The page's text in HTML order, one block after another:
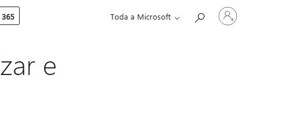
Toda a Microsoft
Iniciar
sessão
e